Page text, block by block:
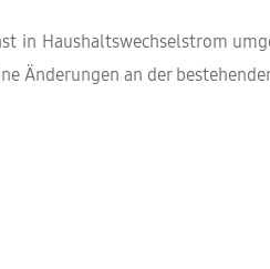
in Haushaltswechselstrom
Änderungen an der